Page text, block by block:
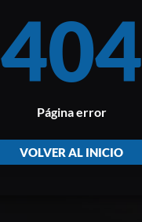
404
Página error
VOLVER AL INICIO